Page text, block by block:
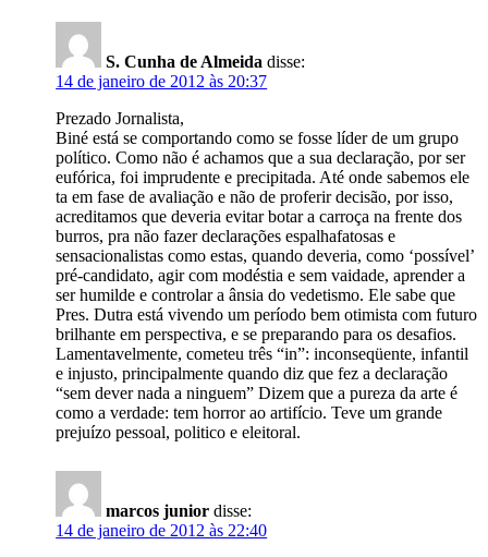
S. Cunha de Almeida disse:
14 de janeiro de 2012 às 20:37
Prezado Jornalista,
Biné está se comportando como se fosse líder de um grupo
político. Como não é achamos que a sua declaração, por ser
eufórica, foi imprudente e precipitada. Até onde sabemos ele
ta em fase de avaliação e não de proferir decisão, por isso,
acreditamos que deveria evitar botar a carroça na frente dos
burros, pra não fazer declarações espalhafatosas e
sensacionalistas como estas, quando deveria, como ‘possível’
pré-candidato, agir com modéstia e sem vaidade, aprender a
ser humilde e controlar a ânsia do vedetismo. Ele sabe que
Pres. Dutra está vivendo um período bem otimista com futuro
brilhante em perspectiva, e se preparando para os desafios.
Lamentavelmente, cometeu três “in”: inconseqüente, infantil
e injusto, principalmente quando diz que fez a declaração
“sem dever nada a ninguem” Dizem que a pureza da arte é
como a verdade: tem horror ao artifício. Teve um grande
prejuízo pessoal, politico e eleitoral.
marcos junior disse:
14 de janeiro de 2012 às 22:40